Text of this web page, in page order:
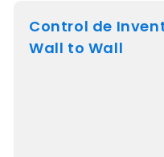
Control de
Wall to Wall